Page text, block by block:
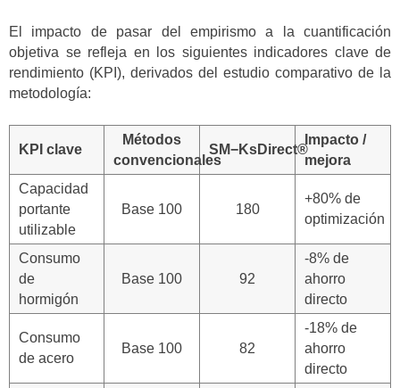
El impacto de pasar del empirismo a la cuantificación
objetiva se refleja en los siguientes indicadores clave de
rendimiento (KPI), derivados del estudio comparativo de la
metodología:
KPI clave
Métodos
convencionales
SM−KsDirect®
Impacto /
mejora
Capacidad
portante
utilizable
Base 100 180
+80% de
optimización
Consumo
de
hormigón
Base 100 92
-8% de
ahorro
directo
Consumo
de acero
Base 100 82
-18% de
ahorro
directo